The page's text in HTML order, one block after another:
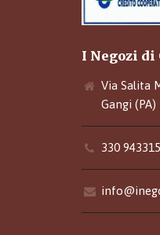
I Negozi di
Via Salita
Gangi (PA)
330